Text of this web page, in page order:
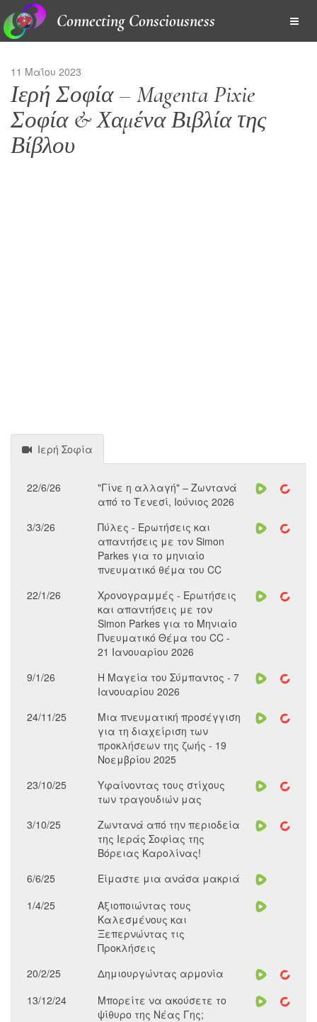
Connecting Consciousness
11 Μαΐου 2023
Ιερή Σοφία – Magenta Pixie
Σοφία & Χαμένα Βιβλία της
Βίβλου
Ιερή Σοφία
22/6/26
"Γίνε η αλλαγή" – Ζωντανά
από το Τενεσί, Ιούνιος 2026
3/3/26
Πύλες - Ερωτήσεις και
απαντήσεις με τον Simon
Parkes για το μηνιαίο
πνευματικό θέμα του CC
22/1/26
Χρονογραμμές - Ερωτήσεις
και απαντήσεις με τον
Simon Parkes για το Μηνιαίο
Πνευματικό Θέμα του CC -
21 Ιανουαρίου 2026
9/1/26
Η Μαγεία του Σύμπαντος - 7
Ιανουαρίου 2026
24/11/25
Μια πνευματική προσέγγιση
για τη διαχείριση των
προκλήσεων της ζωής - 19
Νοεμβρίου 2025
23/10/25
Υφαίνοντας τους στίχους
των τραγουδιών μας
3/10/25
Ζωντανά από την περιοδεία
της Ιεράς Σοφίας της
Βόρειας Καρολίνας!
6/6/25
Είμαστε μια ανάσα μακριά
1/4/25
Αξιοποιώντας τους
Καλεσμένους και
Ξεπερνώντας τις
Προκλήσεις
20/2/25
Δημιουργώντας αρμονία
13/12/24
Μπορείτε να ακούσετε το
ψίθυρο της Νέας Γης;